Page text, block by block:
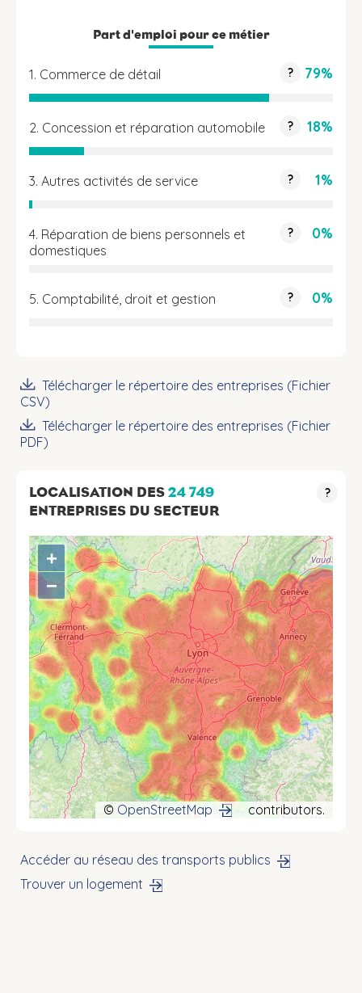
Part d'emploi pour ce métier
1. Commerce de détail ? 79%
2. Concession et réparation automobile ? 18%
3. Autres activités de service ? 1%
4. Réparation de biens personnels et
domestiques
? 0%
5. Comptabilité, droit et gestion ? 0%
Télécharger le répertoire des entreprises (Fichier
CSV)
Télécharger le répertoire des entreprises (Fichier
PDF)
LOCALISATION DES24 749
ENTREPRISES DU SECTEUR
?
+
−
© OpenStreetMap contributors.
Accéder au réseau des transports publics
Trouver un logement